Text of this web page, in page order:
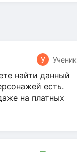
У Ученик
найти данный
есть.
на платных